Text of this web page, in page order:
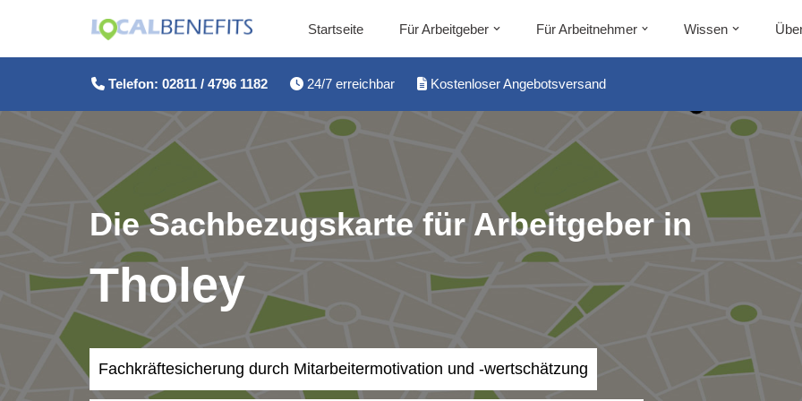
Startseite Für Arbeitgeber Für Arbeitnehmer Wissen
Telefon: 02811 / 4796 1182 24/7 erreichbar Kostenloser Angebotsversand
Die Sachbezugskarte für Arbeitgeber in
Tholey
Fachkräftesicherung durch Mitarbeitermotivation und -wertschätzung